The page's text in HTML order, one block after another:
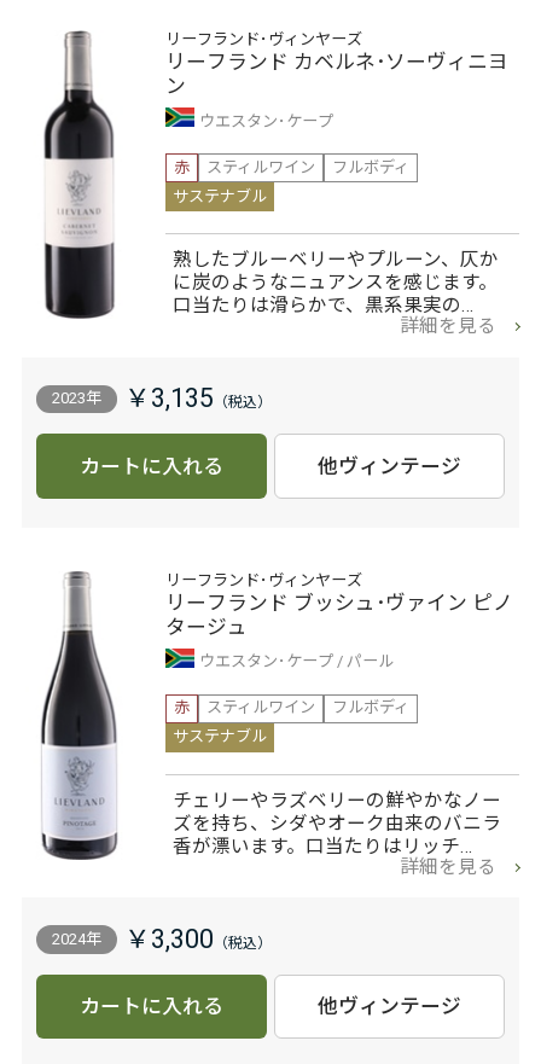
リーフランド･ヴィンヤーズ
リーフランド カベルネ･ソーヴィニヨ
ン
ウエスタン･ケープ
赤
スティルワイン
フルボディ
サステナブル
熟したブルーベリーやプルーン、仄か
に炭のようなニュアンスを感じます。
口当たりは滑らかで、黒系果実の…
詳細を見る
2023年 ￥3,135
カートに入れる 他ヴィンテージ
リーフランド･ヴィンヤーズ
リーフランド ブッシュ･ヴァイン ピノ
タージュ
ウエスタン･ケープ パール
赤
スティルワイン
フルボディ
サステナブル
チェリーやラズベリーの鮮やかなノー
ズを持ち、シダやオーク由来のバニラ
香が漂います。口当たりはリッチ…
詳細を見る
2024年 ￥3,300
カートに入れる 他ヴィンテージ